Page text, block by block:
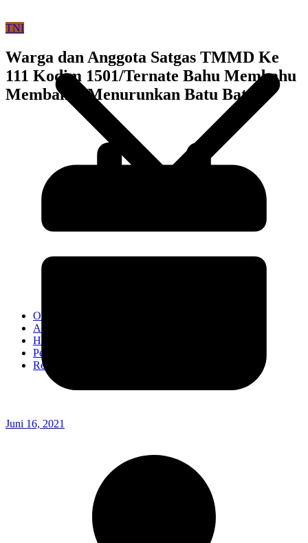
OPINI
Advertorial
Headline
Pedoman Media Ciber
Redaksi
TNI
Warga dan Anggota Satgas TMMD Ke
111 Kodim 1501/Ternate Bahu Membahu
Membantu Menurunkan Batu Bata
Juni 16, 2021